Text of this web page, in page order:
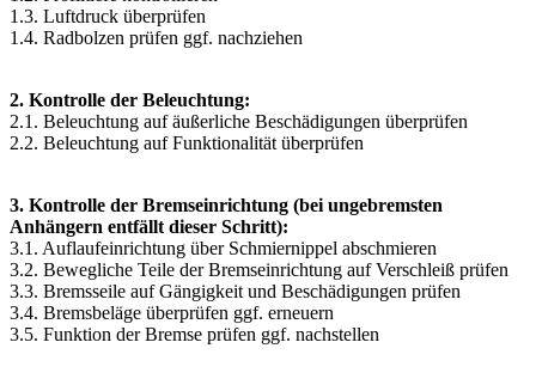
1.3. Luftdruck überprüfen
1.4. Radbolzen prüfen ggf. nachziehen
2. Kontrolle der Beleuchtung:
2.1. Beleuchtung auf äußerliche Beschädigungen überprüfen
2.2. Beleuchtung auf Funktionalität überprüfen
3. Kontrolle der Bremseinrichtung (bei ungebremsten
Anhängern entfällt dieser Schritt):
3.1. Auflaufeinrichtung über Schmiernippel abschmieren
3.2. Bewegliche Teile der Bremseinrichtung auf Verschleiß prüfen
3.3. Bremsseile auf Gängigkeit und Beschädigungen prüfen
3.4. Bremsbeläge überprüfen ggf. erneuern
3.5. Funktion der Bremse prüfen ggf. nachstellen